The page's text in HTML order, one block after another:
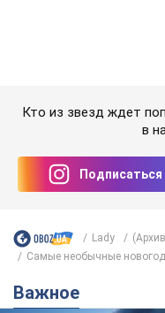
Важное